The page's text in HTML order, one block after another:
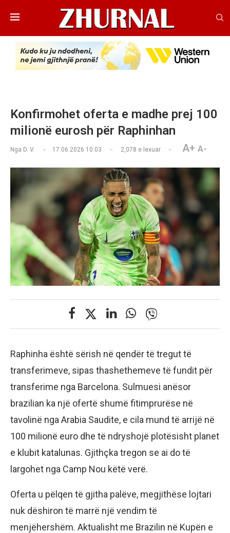
Konfirmohet oferta e madhe prej 100
milionë eurosh për Raphinhan
Nga D. V. 17.06.2026 10:03 2,078 e lexuar A+ A-
Raphinha është sërish në qendër të tregut të
transferimeve, sipas thashethemeve të fundit për
transferime nga Barcelona. Sulmuesi anësor
brazilian ka një ofertë shumë fitimprurëse në
tavolinë nga Arabia Saudite, e cila mund të arrijë në
100 milionë euro dhe të ndryshojë plotësisht planet
e klubit katalunas. Gjithçka tregon se ai do të
largohet nga Camp Nou këtë verë.
Oferta u pëlqen të gjitha palëve, megjithëse lojtari
nuk dëshiron të marrë një vendim të
menjëhershëm. Aktualisht me Brazilin në Kupën e